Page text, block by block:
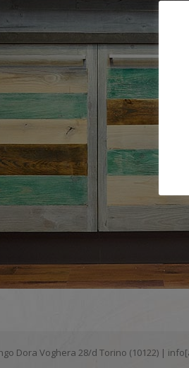
Dora Voghera 28/d Torino (10122) |